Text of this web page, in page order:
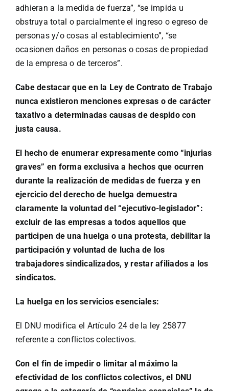
adhieran a la medida de fuerza”, “se impida u
obstruya total o parcialmente el ingreso o egreso de
personas y/o cosas al establecimiento”, “se
ocasionen daños en personas o cosas de propiedad
de la empresa o de terceros”.
Cabe destacar que en la Ley de Contrato de Trabajo
nunca existieron menciones expresas o de carácter
taxativo a determinadas causas de despido con
justa causa.
El hecho de enumerar expresamente como “injurias
graves” en forma exclusiva a hechos que ocurren
durante la realización de medidas de fuerza y en
ejercicio del derecho de huelga demuestra
claramente la voluntad del “ejecutivo-legislador”:
excluir de las empresas a todos aquellos que
participen de una huelga o una protesta, debilitar la
participación y voluntad de lucha de los
trabajadores sindicalizados, y restar afiliados a los
sindicatos.
La huelga en los servicios esenciales:
El DNU modifica el Artículo 24 de la ley 25877
referente a conflictos colectivos.
Con el fin de impedir o limitar al máximo la
efectividad de los conflictos colectivos, el DNU